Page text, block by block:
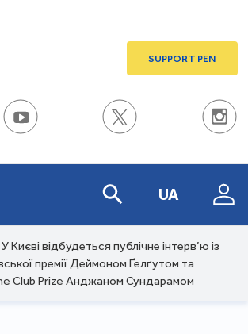
SUPPORT PEN
UA
У Києві відбудеться публічне інтерв’ю із
премії Деймоном Ґелґутом та
Club Prize Анджаном Сундарамом